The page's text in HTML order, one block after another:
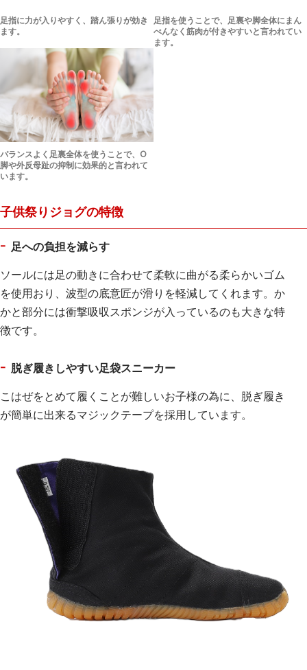
足指に力が入りやすく、踏ん張りが効き
ます。
足指を使うことで、足裏や脚全体にまん
べんなく筋肉が付きやすいと言われてい
ます。
バランスよく足裏全体を使うことで、O
脚や外反母趾の抑制に効果的と言われて
います。
子供祭りジョグの特徴
足への負担を減らす
ソールには足の動きに合わせて柔軟に曲がる柔らかいゴム
を使用おり、波型の底意匠が滑りを軽減してくれます。か
かと部分には衝撃吸収スポンジが入っているのも大きな特
徴です。
脱ぎ履きしやすい足袋スニーカー
こはぜをとめて履くことが難しいお子様の為に、脱ぎ履き
が簡単に出来るマジックテープを採用しています。